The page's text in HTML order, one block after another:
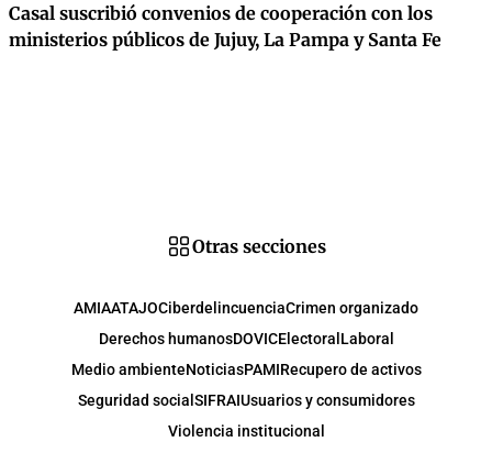
Casal suscribió convenios de cooperación con los
ministerios públicos de Jujuy, La Pampa y Santa Fe
Otras secciones
AMIAATAJOCiberdelincuenciaCrimen organizado
Derechos humanosDOVICElectoral Laboral
Medio ambienteNoticiasPAMIRecupero de activos
Seguridad social SIFRAIUsuarios y consumidores
Violencia institucional